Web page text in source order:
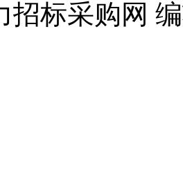
招标采购网